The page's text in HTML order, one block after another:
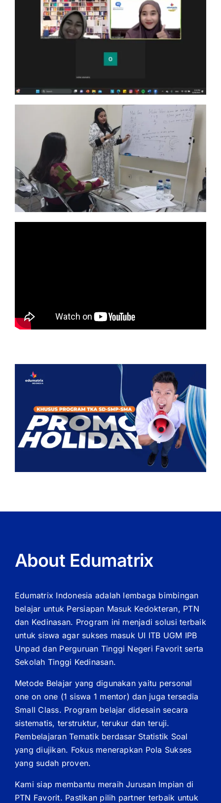
About Edumatrix
Edumatrix Indonesia adalah lembaga bimbingan
belajar untuk Persiapan Masuk Kedokteran, PTN
dan Kedinasan. Program ini menjadi solusi terbaik
untuk siswa agar sukses masuk UI ITB UGM IPB
Unpad dan Perguruan Tinggi Negeri Favorit serta
Sekolah Tinggi Kedinasan.
Metode Belajar yang digunakan yaitu personal
one on one (1 siswa 1 mentor) dan juga tersedia
Small Class. Program belajar didesain secara
sistematis, terstruktur, terukur dan teruji.
Pembelajaran Tematik berdasar Statistik Soal
yang diujikan. Fokus menerapkan Pola Sukses
yang sudah proven.
Kami siap membantu meraih Jurusan Impian di
PTN Favorit. Pastikan pilih partner terbaik untuk